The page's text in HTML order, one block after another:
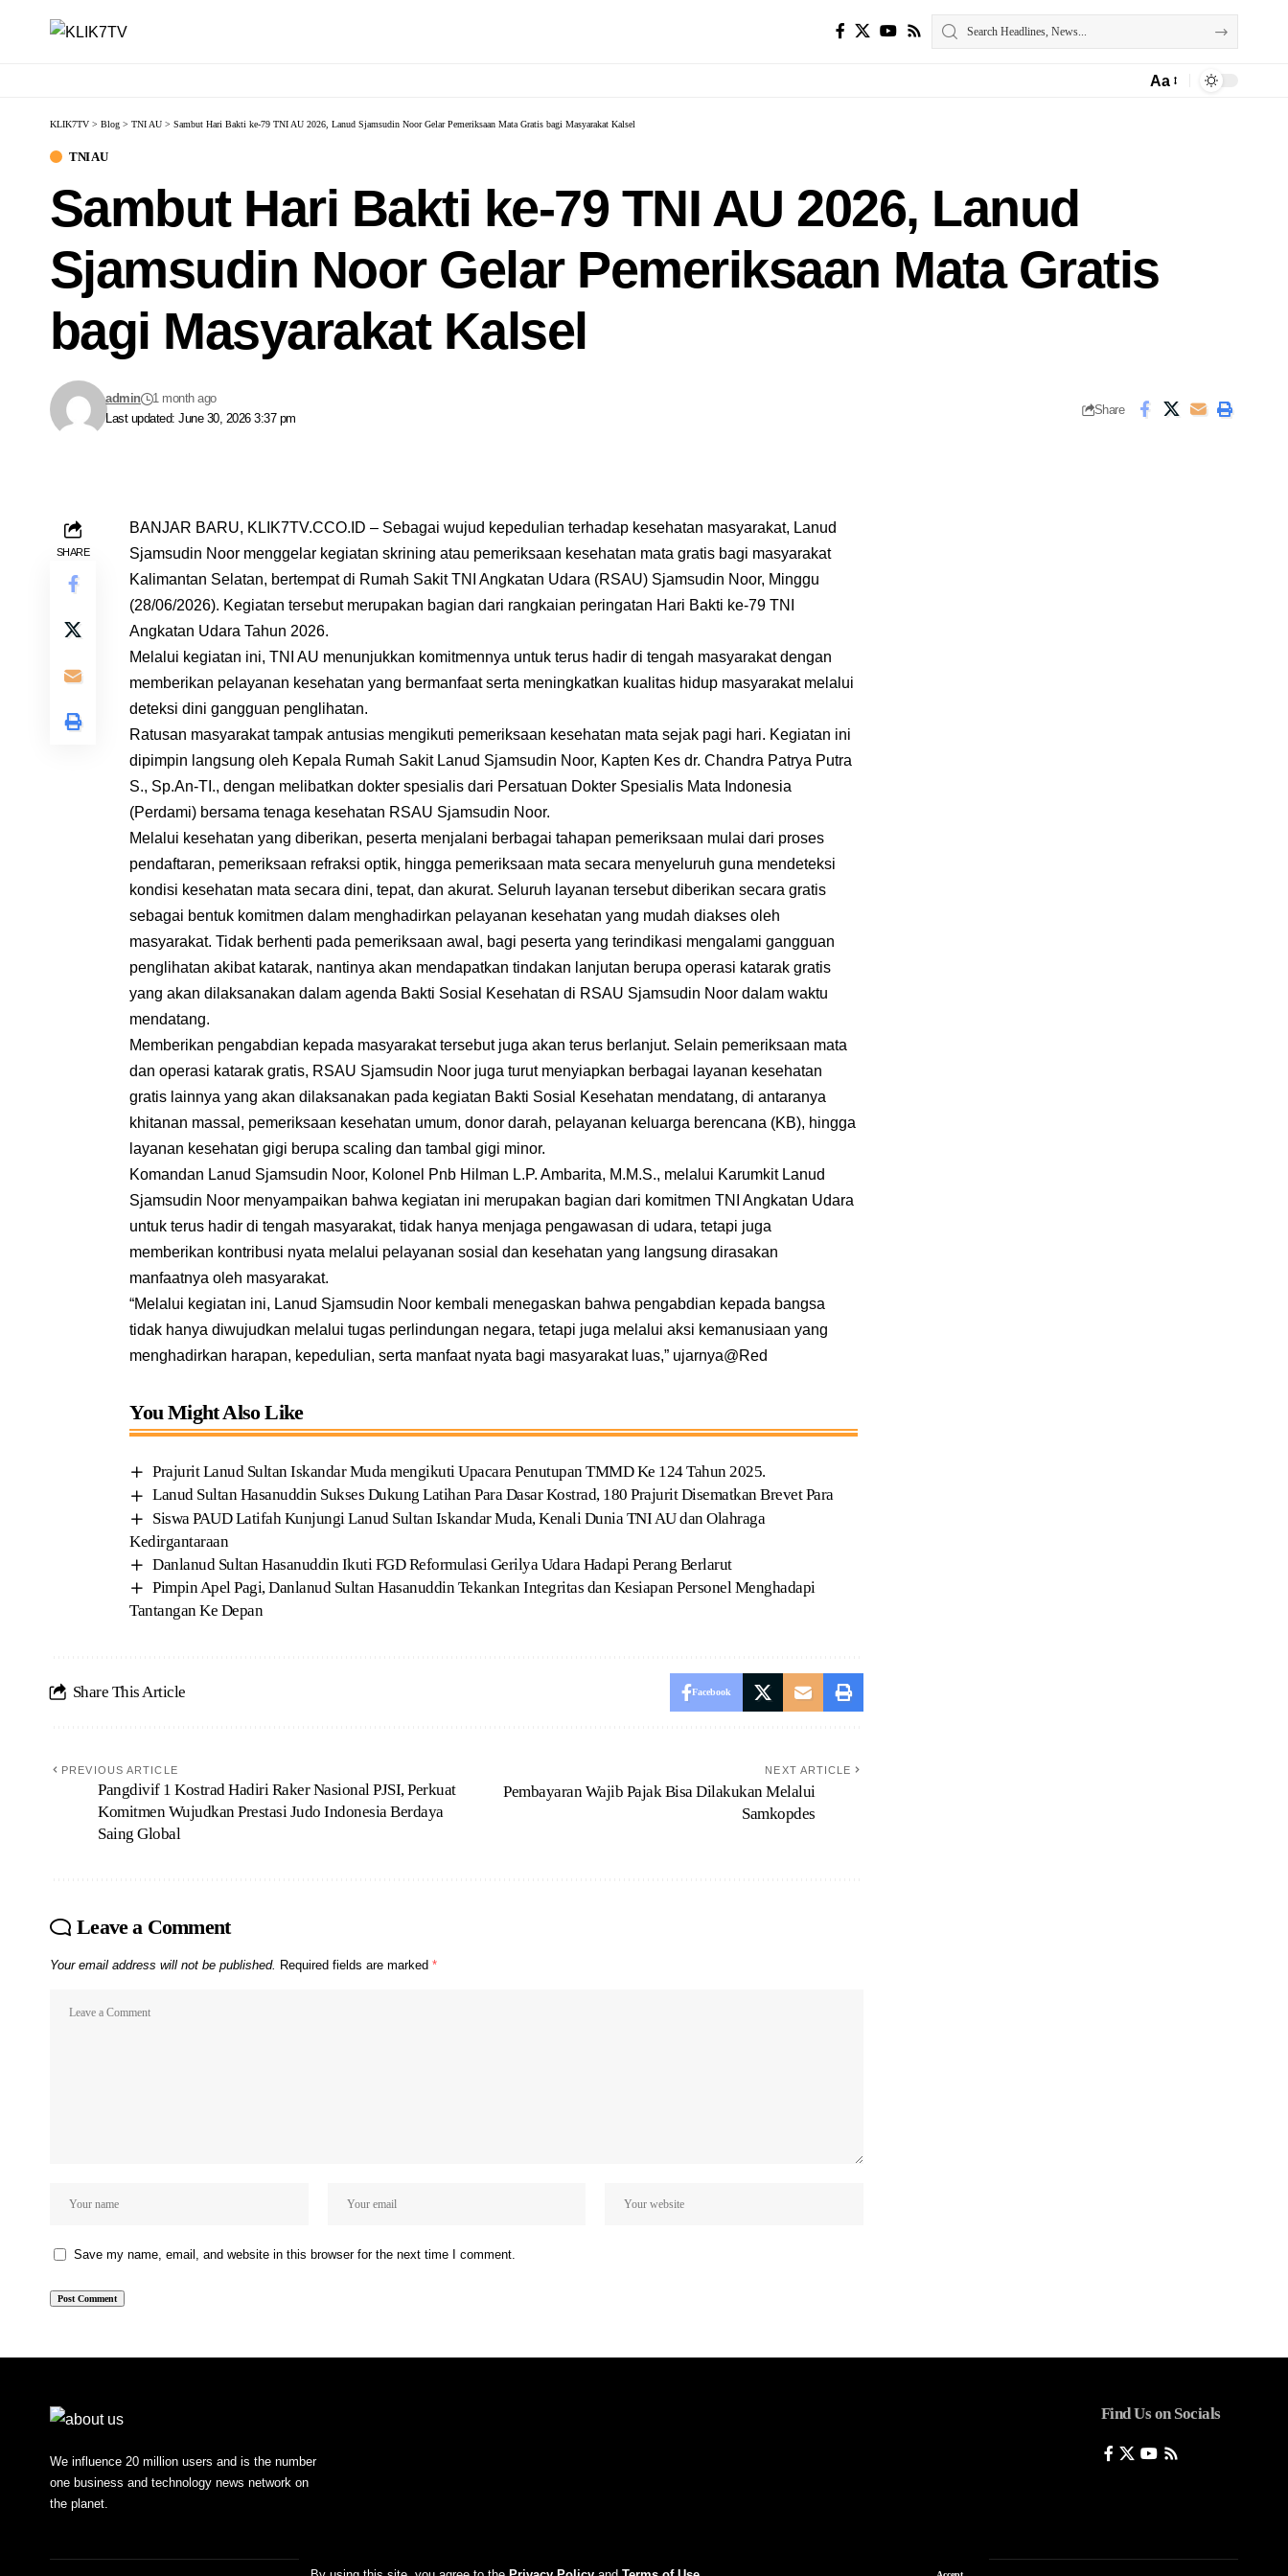
Aa
KLIK7TV > Blog > TNI AU > Sambut Hari Bakti ke-79 TNI AU 2026, Lanud Sjamsudin Noor Gelar Pemeriksaan Mata Gratis bagi Masyarakat Kalsel
TNI AU
Sambut Hari Bakti ke-79 TNI AU 2026, Lanud
Sjamsudin Noor Gelar Pemeriksaan Mata Gratis
bagi Masyarakat Kalsel
Last updated: June 30, 2026 3:37 pm
admin 1 month ago
Share
SHARE
BANJAR BARU, KLIK7TV.CCO.ID – Sebagai wujud kepedulian terhadap kesehatan masyarakat, Lanud
Sjamsudin Noor menggelar kegiatan skrining atau pemeriksaan kesehatan mata gratis bagi masyarakat
Kalimantan Selatan, bertempat di Rumah Sakit TNI Angkatan Udara (RSAU) Sjamsudin Noor, Minggu
(28/06/2026). Kegiatan tersebut merupakan bagian dari rangkaian peringatan Hari Bakti ke-79 TNI
Angkatan Udara Tahun 2026.
Melalui kegiatan ini, TNI AU menunjukkan komitmennya untuk terus hadir di tengah masyarakat dengan
memberikan pelayanan kesehatan yang bermanfaat serta meningkatkan kualitas hidup masyarakat melalui
deteksi dini gangguan penglihatan.
Ratusan masyarakat tampak antusias mengikuti pemeriksaan kesehatan mata sejak pagi hari. Kegiatan ini
dipimpin langsung oleh Kepala Rumah Sakit Lanud Sjamsudin Noor, Kapten Kes dr. Chandra Patrya Putra
S., Sp.An-TI., dengan melibatkan dokter spesialis dari Persatuan Dokter Spesialis Mata Indonesia
(Perdami) bersama tenaga kesehatan RSAU Sjamsudin Noor.
Melalui kesehatan yang diberikan, peserta menjalani berbagai tahapan pemeriksaan mulai dari proses
pendaftaran, pemeriksaan refraksi optik, hingga pemeriksaan mata secara menyeluruh guna mendeteksi
kondisi kesehatan mata secara dini, tepat, dan akurat. Seluruh layanan tersebut diberikan secara gratis
sebagai bentuk komitmen dalam menghadirkan pelayanan kesehatan yang mudah diakses oleh
masyarakat. Tidak berhenti pada pemeriksaan awal, bagi peserta yang terindikasi mengalami gangguan
penglihatan akibat katarak, nantinya akan mendapatkan tindakan lanjutan berupa operasi katarak gratis
yang akan dilaksanakan dalam agenda Bakti Sosial Kesehatan di RSAU Sjamsudin Noor dalam waktu
mendatang.
Memberikan pengabdian kepada masyarakat tersebut juga akan terus berlanjut. Selain pemeriksaan mata
dan operasi katarak gratis, RSAU Sjamsudin Noor juga turut menyiapkan berbagai layanan kesehatan
gratis lainnya yang akan dilaksanakan pada kegiatan Bakti Sosial Kesehatan mendatang, di antaranya
khitanan massal, pemeriksaan kesehatan umum, donor darah, pelayanan keluarga berencana (KB), hingga
layanan kesehatan gigi berupa scaling dan tambal gigi minor.
Komandan Lanud Sjamsudin Noor, Kolonel Pnb Hilman L.P. Ambarita, M.M.S., melalui Karumkit Lanud
Sjamsudin Noor menyampaikan bahwa kegiatan ini merupakan bagian dari komitmen TNI Angkatan Udara
untuk terus hadir di tengah masyarakat, tidak hanya menjaga pengawasan di udara, tetapi juga
memberikan kontribusi nyata melalui pelayanan sosial dan kesehatan yang langsung dirasakan
manfaatnya oleh masyarakat.
“Melalui kegiatan ini, Lanud Sjamsudin Noor kembali menegaskan bahwa pengabdian kepada bangsa
tidak hanya diwujudkan melalui tugas perlindungan negara, tetapi juga melalui aksi kemanusiaan yang
menghadirkan harapan, kepedulian, serta manfaat nyata bagi masyarakat luas,” ujarnya@Red
You Might Also Like
Prajurit Lanud Sultan Iskandar Muda mengikuti Upacara Penutupan TMMD Ke 124 Tahun 2025.
Lanud Sultan Hasanuddin Sukses Dukung Latihan Para Dasar Kostrad, 180 Prajurit Disematkan Brevet Para
Siswa PAUD Latifah Kunjungi Lanud Sultan Iskandar Muda, Kenali Dunia TNI AU dan Olahraga
Kedirgantaraan
Danlanud Sultan Hasanuddin Ikuti FGD Reformulasi Gerilya Udara Hadapi Perang Berlarut
Pimpin Apel Pagi, Danlanud Sultan Hasanuddin Tekankan Integritas dan Kesiapan Personel Menghadapi
Tantangan Ke Depan
Share This Article Facebook
PREVIOUS ARTICLE
Pangdivif 1 Kostrad Hadiri Raker Nasional PJSI, Perkuat
Komitmen Wujudkan Prestasi Judo Indonesia Berdaya
Saing Global
NEXT ARTICLE
Pembayaran Wajib Pajak Bisa Dilakukan Melalui
Samkopdes
Leave a Comment
Your email address will not be published. Required fields are marked *
Save my name, email, and website in this browser for the next time I comment.
We influence 20 million users and is the number
one business and technology news network on
the planet.
Find Us on Socials